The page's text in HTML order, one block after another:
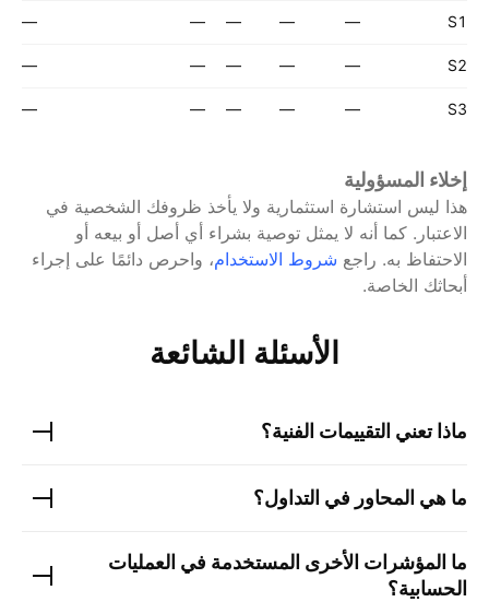
S1
—
—
—
—
—
S2
—
—
—
—
—
S3
—
—
—
—
—
إخلاء المسؤولية
هذا ليس استشارة استثمارية ولا يأخذ ظروفك الشخصية في
الاعتبار. كما أنه لا يمثل توصية بشراء أي أصل أو بيعه أو
الاحتفاظ به. راجع شروط الاستخدام، واحرص دائمًا على إجراء
أبحاثك الخاصة.
الأسئلة الشائعة
ماذا تعني التقييمات الفنية؟
ما هي المحاور في التداول؟
ما المؤشرات الأخرى المستخدمة في العمليات
الحسابية؟